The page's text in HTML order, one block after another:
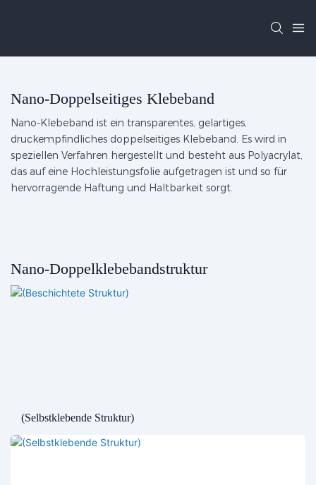
Nano-Doppelseitiges Klebeband
Nano-Klebeband ist ein transparentes, gelartiges,
druckempfindliches doppelseitiges Klebeband. Es wird in
speziellen Verfahren hergestellt und besteht aus Polyacrylat,
das auf eine Hochleistungsfolie aufgetragen ist und so für
hervorragende Haftung und Haltbarkeit sorgt.
Nano-Doppelklebebandstruktur
(Selbstklebende Struktur)